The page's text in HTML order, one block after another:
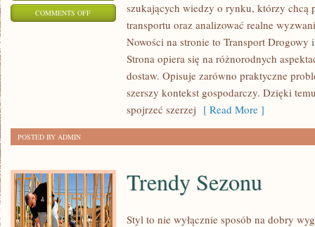
COMMENTS OFFON
LOGISTYKA
MAGAZYNOWANIE
szukających wiedzy o rynku, którzy chcą
transportu oraz analizować realne
Nowości na stronie to Transport Drogowy
Strona opiera się na różnorodnych
dostaw. Opisuje zarówno praktyczne
szerszy kontekst gospodarczy. Dzięki
spojrzeć szerzej [ Read More ]
POSTED BY ADMIN
Trendy Sezonu
Styl to nie wyłącznie sposób na dobry